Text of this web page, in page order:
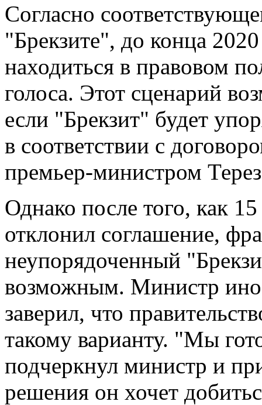
Согласно
"Брекзите", до конца
находиться в правовом
голоса. Этот сценарий
если "Брекзит" будет
в соответствии с
премьер-министром
Однако после того, как
отклонил соглашение,
неупорядоченный
возможным. Министр
заверил, что
такому варианту. "Мы
подчеркнул министр и
решения он хочет